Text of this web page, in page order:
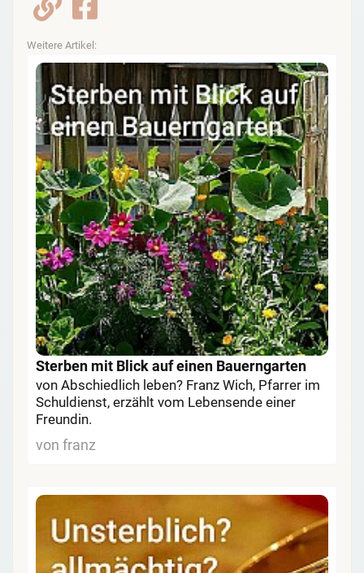
Weitere Artikel:
Sterben mit Blick auf einen Bauerngarten
von Abschiedlich leben? Franz Wich, Pfarrer im
Schuldienst, erzählt vom Lebensende einer
Freundin.
von franz